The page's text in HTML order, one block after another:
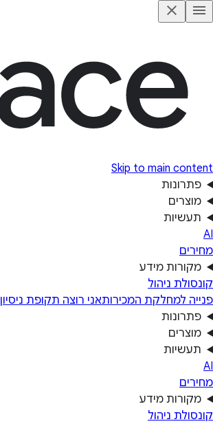
Skip to main content
פתרונות
מוצרים
תעשיות
AI
מחירים
מקורות מידע
קונסולת ניהול
פנייה למחלקת המכירותאני רוצה תקופת ניסיון
פתרונות
מוצרים
תעשיות
AI
מחירים
מקורות מידע
קונסולת ניהול